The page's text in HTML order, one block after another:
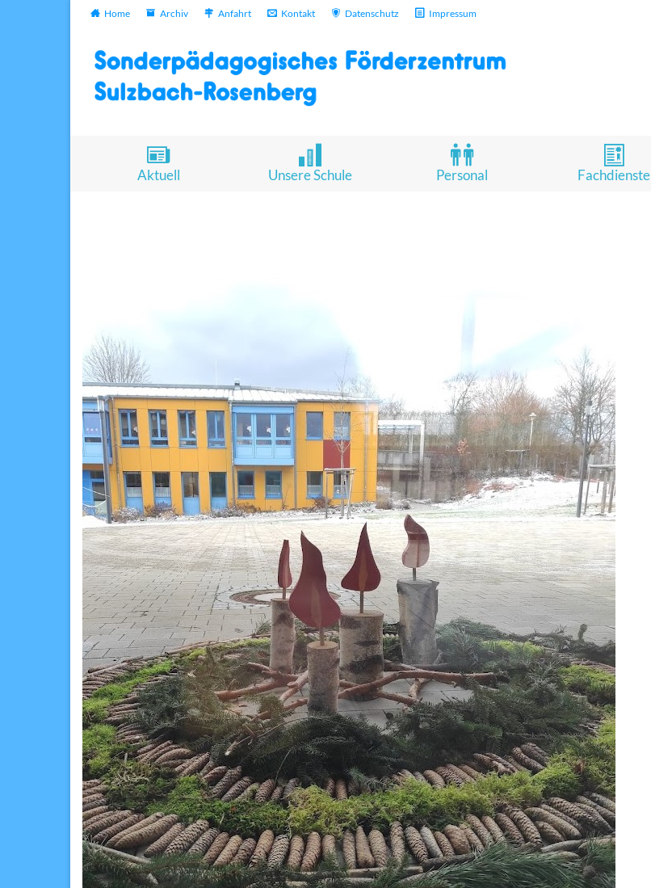
Home Archiv Anfahrt Kontakt Datenschutz Impressum
Aktuell Unsere Schule Personal Fachdienste